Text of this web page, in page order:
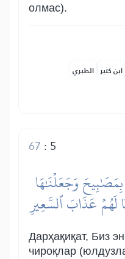
олмас).
ابن كثير الطبري
5
:
67
بِمَصَٰبِيحَ وَجَعَلۡنَٰهَا
لَهُمۡ عَذَابَ ٱلسَّعِيرِ
Дарҳақиқат, Биз
чироқлар